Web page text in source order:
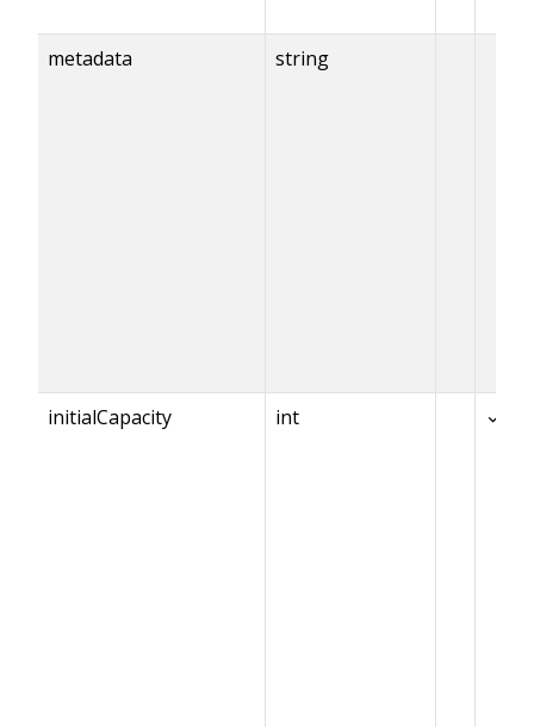
metadata string
initialCapacity int ✓